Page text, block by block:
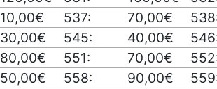
10,00€ 537: 70,00€
30,00€ 545: 40,00€
80,00€ 551: 70,00€
50,00€ 558: 90,00€